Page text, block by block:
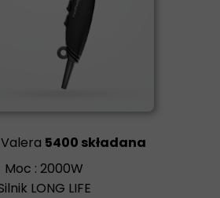
5400 składana
Moc : 2000W
LONG LIFE